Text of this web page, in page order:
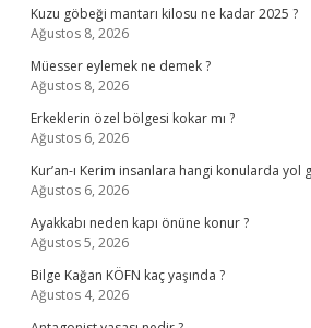
Kuzu göbeği mantarı kilosu ne kadar 2025 ?
Ağustos 8, 2026
Müesser eylemek ne demek ?
Ağustos 8, 2026
Erkeklerin özel bölgesi kokar mı ?
Ağustos 6, 2026
Kur’an-ı Kerim insanlara hangi konularda yol
Ağustos 6, 2026
Ayakkabı neden kapı önüne konur ?
Ağustos 5, 2026
Bilge Kağan KÖFN kaç yaşında ?
Ağustos 4, 2026